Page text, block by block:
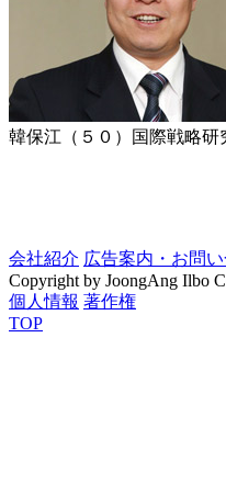
韓保江（５０）国際戦略研
会社紹介 広告案内・お問
Copyright by JoongAng Ilbo
個人情報 著作権
TOP